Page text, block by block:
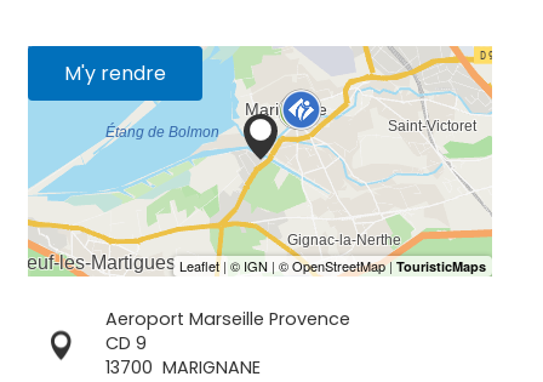
M'y rendre
Aeroport Marseille Provence
CD 9
13700 MARIGNANE